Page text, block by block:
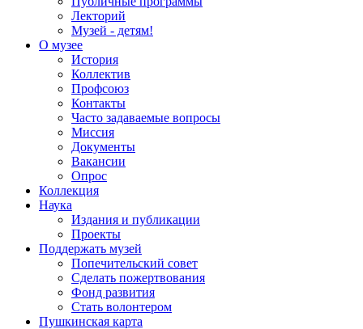
Лекторий
Музей - детям!
О музее
История
Коллектив
Профсоюз
Контакты
Часто задаваемые вопросы
Миссия
Документы
Вакансии
Опрос
Коллекция
Наука
Издания и публикации
Проекты
Поддержать музей
Попечительский совет
Сделать пожертвования
Фонд развития
Стать волонтером
Пушкинская карта